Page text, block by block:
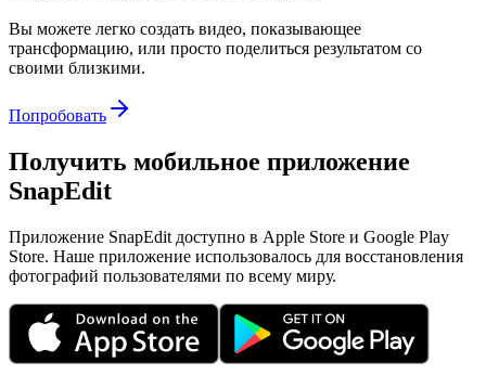
Вы можете легко создать видео, показывающее
трансформацию, или просто поделиться результатом со
своими близкими.
Попробовать
Получить мобильное приложение
SnapEdit
Приложение SnapEdit доступно в Apple Store и Google Play
Store. Наше приложение использовалось для восстановления
фотографий пользователями по всему миру.